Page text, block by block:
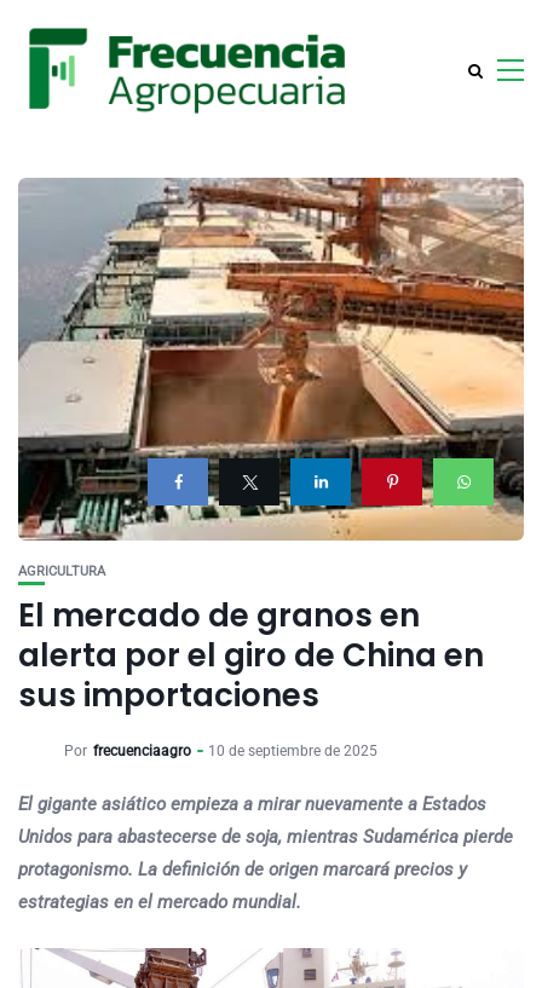
AGRICULTURA
El mercado de granos en
alerta por el giro de China en
sus importaciones
Por frecuenciaagro 10 de septiembre de 2025
El gigante asiático empieza a mirar nuevamente a Estados
Unidos para abastecerse de soja, mientras Sudamérica pierde
protagonismo. La definición de origen marcará precios y
estrategias en el mercado mundial.